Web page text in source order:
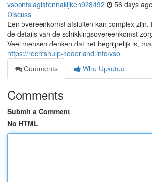
vsoontslaglatennakijken928492 56 days ago
Discuss
Een overeenkomst afsluiten kan complex zijn.
de details van de schikkingsovereenkomst
Veel mensen denken dat het begrijpelijk is,
https://rechtshulp-nederland.info/vso
Comments
Who Upvoted
Comments
Submit a Comment
No HTML